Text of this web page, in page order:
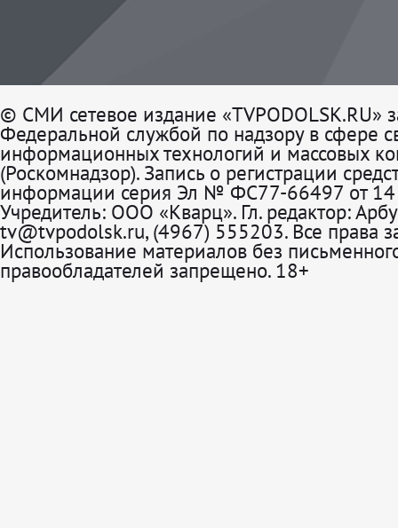
© СМИ сетевое издание «TVPODOLSK.RU»
Федеральной службой по надзору в сфере
информационных технологий и массовых
(Роскомнадзор). Запись о регистрации
информации серия Эл № ФС77-66497 от 14
Учредитель: ООО «Кварц». Гл. редактор:
tv@tvpodolsk.ru, (4967) 555203. Все права
Использование материалов без
правообладателей запрещено. 18+